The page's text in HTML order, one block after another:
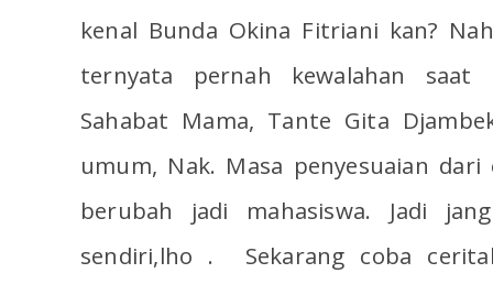
kenal Bunda Okina Fitriani kan?
ternyata pernah kewalahan saat
Sahabat Mama, Tante Gita
umum, Nak. Masa penyesuaian
berubah jadi mahasiswa. Jadi
sendiri,lho . Sekarang coba